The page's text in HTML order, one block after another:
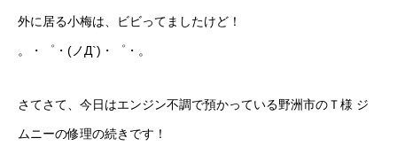
外に居る小梅は、ビビってましたけど！
。・゜・(ノД`)・゜・。
さてさて、今日はエンジン不調で預かっている野洲市のＴ様 ジ
ムニーの修理の続きです！